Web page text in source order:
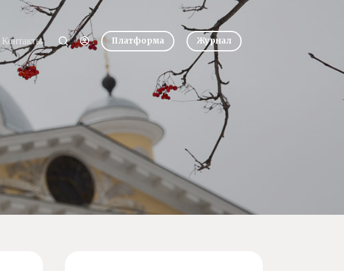
Контакты Платформа Журнал